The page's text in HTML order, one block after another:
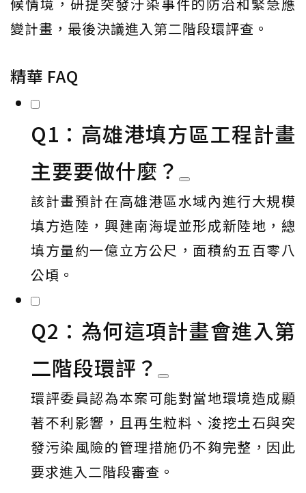
變計畫，最後決議進入第二階段環評查。
精華 FAQ
Q1：高雄港填方區工程計畫
主要要做什麼？
該計畫預計在高雄港區水域內進行大規模
填方造陸，興建南海堤並形成新陸地，總
填方量約一億立方公尺，面積約五百零八
公頃。
Q2：為何這項計畫會進入第
二階段環評？
環評委員認為本案可能對當地環境造成顯
著不利影響，且再生粒料、浚挖土石與突
發污染風險的管理措施仍不夠完整，因此
要求進入二階段審查。